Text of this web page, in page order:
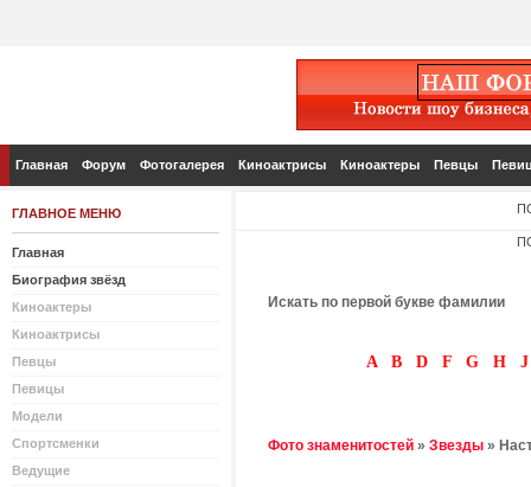
Главная Форум Фотогалерея Киноактрисы Киноактеры Певцы
ГЛАВНОЕ МЕНЮ
Главная
Биография звёзд
Киноактеры
Киноактрисы
Певцы
Певицы
Модели
Спортсменки
Ведущие
Искать по первой букве фамилии
A B D F G H J
Фото знаменитостей » Звезды »